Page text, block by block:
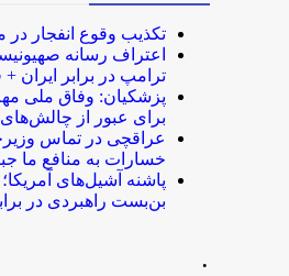
تکذیب وقوع انفجار
اعتراف رسانه
ترامپ در برابر ایران +
پزشکیان: وفاق ملی
برای عبور از
عراقچی در تماس
خسارات به منافع ما
پاشنه آشیل‌های
بن‌بست راهبردی در
.